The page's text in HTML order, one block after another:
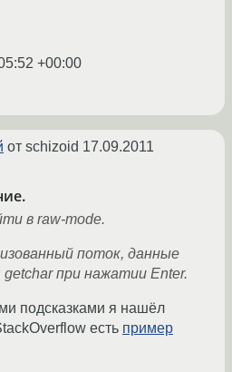
+00:00
от schizoid 17.09.2011
в raw-mode.
поток, данные
при нажатии Enter.
подсказками я нашёл
есть пример